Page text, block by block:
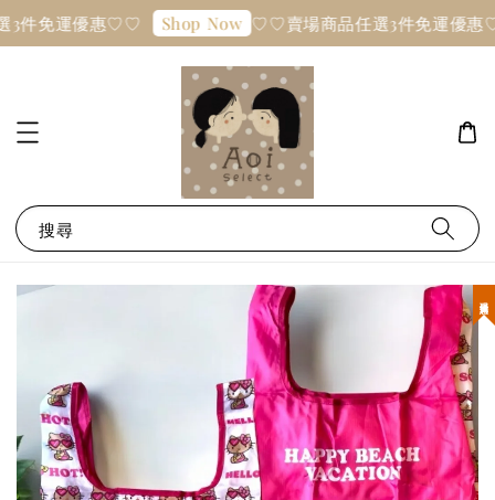
件免運優惠♡♡ Shop Now ♡♡賣場商品任選3件免運優惠
搜尋